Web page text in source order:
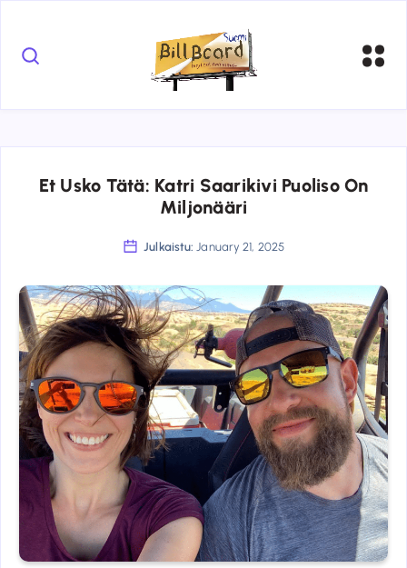
Et Usko Tätä: Katri Saarikivi Puoliso On
Miljonääri
Julkaistu: January 21, 2025